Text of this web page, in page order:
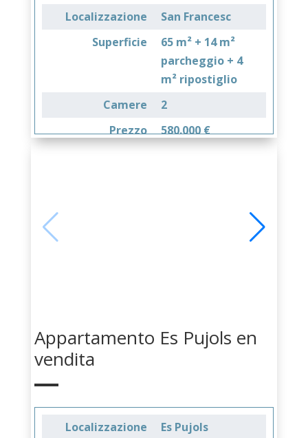
Localizzazione
San Francesc
Superficie
65 m² + 14 m²
parcheggio + 4
m² ripostiglio
Camere
2
Prezzo
580.000 €
Appartamento Es Pujols en
vendita
Localizzazione
Es Pujols